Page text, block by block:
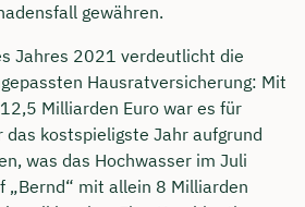
gewähren.
Jahres 2021 verdeutlicht die
Hausratversicherung: Mit
Milliarden Euro war es für
kostspieligste Jahr aufgrund
was das Hochwasser im Juli
mit allein 8 Milliarden